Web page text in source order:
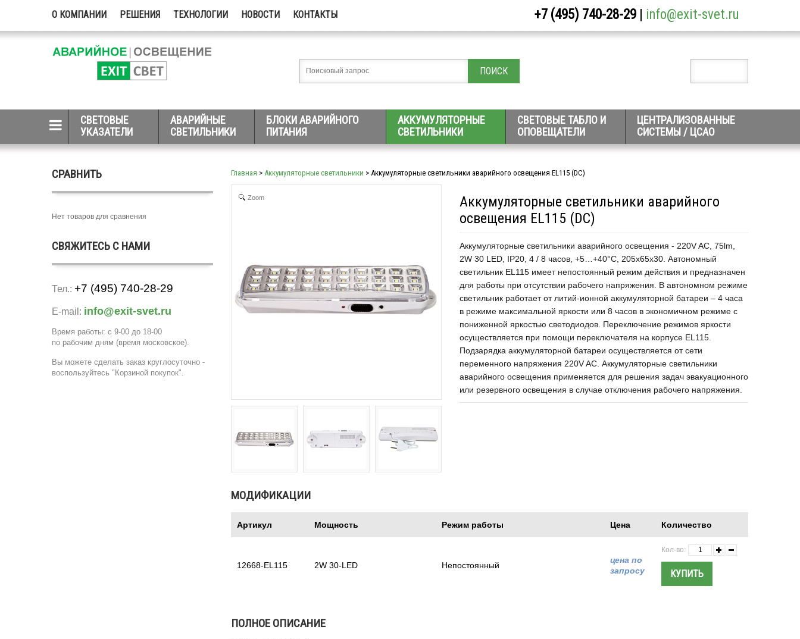
О КОМПАНИИ РЕШЕНИЯ ТЕХНОЛОГИИ НОВОСТИ КОНТАКТЫ +7 (495) 740-28-29 info@exit-svet.ru
СВЕТОВЫЕ
УКАЗАТЕЛИ
АВАРИЙНЫЕ
СВЕТИЛЬНИКИ
БЛОКИ АВАРИЙНОГО
ПИТАНИЯ
АККУМУЛЯТОРНЫЕ
СВЕТИЛЬНИКИ
СВЕТОВЫЕ ТАБЛО И
ОПОВЕЩАТЕЛИ
ЦЕНТРАЛИЗОВАННЫЕ
СИСТЕМЫ / ЦСАО
СРАВНИТЬ
Нет товаров для сравнения
СВЯЖИТЕСЬ С НАМИ
Тел.: +7 (495) 740-28-29
E-mail: info@exit-svet.ru
Время работы: с 9-00 до 18-00
по рабочим дням (время московское).
Вы можете сделать заказ круглосуточно -
воспользуйтесь "Корзиной покупок".
Главная > Аккумуляторные светильники > Аккумуляторные светильники аварийного освещения EL115 (DC)
Аккумуляторные светильники аварийного
освещения EL115 (DC)
Аккумуляторные светильники аварийного освещения - 220V AC, 75lm,
2W 30 LED, IP20, 4 / 8 часов, +5…+40°С, 205х65х30. Автономный
светильник EL115 имеет непостоянный режим действия и предназначен
для работы при отсутствии рабочего напряжения. В автономном режиме
светильник работает от литий-ионной аккумуляторной батареи – 4 часа
в режиме максимальной яркости или 8 часов в экономичном режиме с
пониженной яркостью светодиодов. Переключение режимов яркости
осуществляется при помощи переключателя на корпусе EL115.
Подзарядка аккумуляторной батареи осуществляется от сети
переменного напряжения 220V AC. Аккумуляторные светильники
аварийного освещения применяется для решения задач эвакуационного
или резервного освещения в случае отключения рабочего напряжения.
Zoom
МОДИФИКАЦИИ
Артикул Мощность Режим работы Цена Количество
12668-EL115 2W 30-LED Непостоянный
цена по
запросу
Кол-во:
ПОЛНОЕ ОПИСАНИЕ